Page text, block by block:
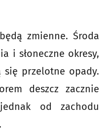
zmienne. Środa
i słoneczne okresy,
przelotne opady.
deszcz zacznie
od zachodu